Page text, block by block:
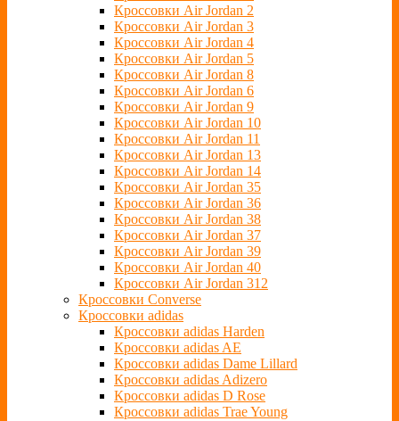
Кроссовки Air Jordan 2
Кроссовки Air Jordan 3
Кроссовки Air Jordan 4
Кроссовки Air Jordan 5
Кроссовки Air Jordan 8
Кроссовки Air Jordan 6
Кроссовки Air Jordan 9
Кроссовки Air Jordan 10
Кроссовки Air Jordan 11
Кроссовки Air Jordan 13
Кроссовки Air Jordan 14
Кроссовки Air Jordan 35
Кроссовки Air Jordan 36
Кроссовки Air Jordan 38
Кроссовки Air Jordan 37
Кроссовки Air Jordan 39
Кроссовки Air Jordan 40
Кроссовки Air Jordan 312
Кроссовки Converse
Кроссовки adidas
Кроссовки adidas Harden
Кроссовки adidas AE
Кроссовки adidas Dame Lillard
Кроссовки adidas Adizero
Кроссовки adidas D Rose
Кроссовки adidas Trae Young